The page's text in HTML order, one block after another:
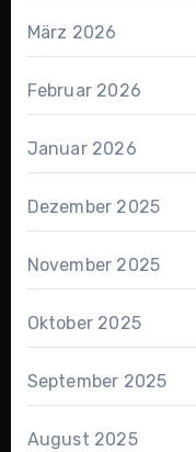
März 2026
Februar 2026
Januar 2026
Dezember 2025
November 2025
Oktober 2025
September 2025
August 2025